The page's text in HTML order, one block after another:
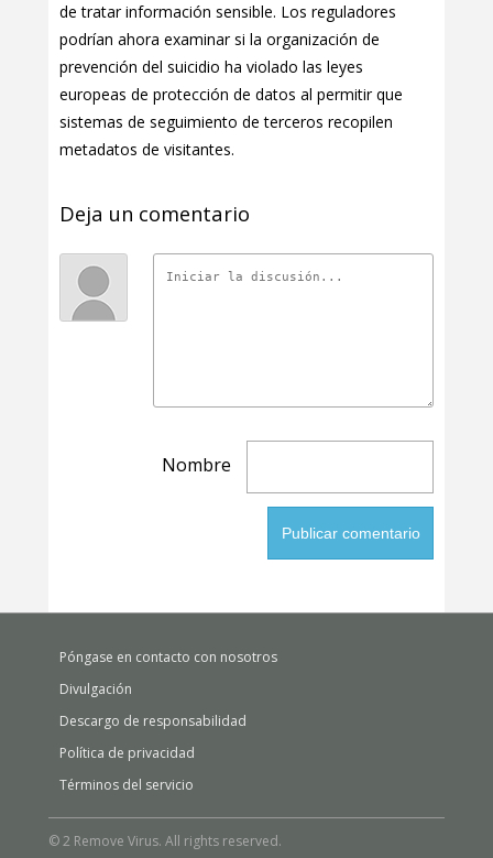
de tratar información sensible. Los reguladores
podrían ahora examinar si la organización de
prevención del suicidio ha violado las leyes
europeas de protección de datos al permitir que
sistemas de seguimiento de terceros recopilen
metadatos de visitantes.
Deja un comentario
Nombre
Póngase en contacto con nosotros
Divulgación
Descargo de responsabilidad
Política de privacidad
Términos del servicio
© 2 Remove Virus. All rights reserved.